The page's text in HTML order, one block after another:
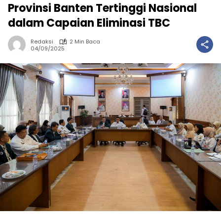
Provinsi Banten Tertinggi Nasional
dalam Capaian Eliminasi TBC
Redaksi
2 Min Baca
04/09/2025